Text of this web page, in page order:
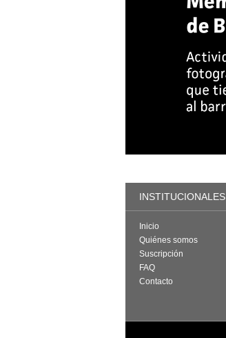
INSTITUCIONALES
Inicio
Quiénes somos
Suscripción
FAQ
Contacto